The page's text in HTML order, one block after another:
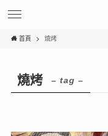
首頁 燒烤
燒烤 – tag –